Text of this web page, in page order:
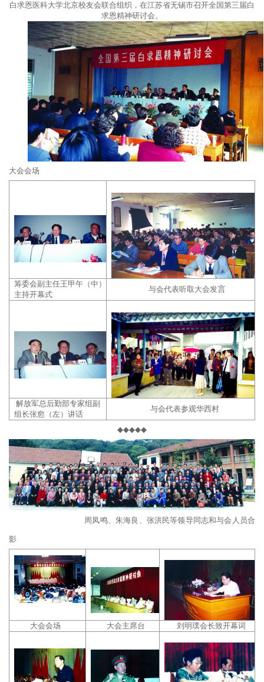
白求恩医科大学北京校友会联合组织，在江苏省无锡市召开全国第三届白
求恩精神研讨会。
大会会场
筹委会副主任王甲午（中）
主持开幕式
与会代表听取大会发言
解放军总后勤部专家组副
组长张愈（左）讲话
与会代表参观华西村
◆◆◆◆◆
周凤鸣、朱海良、张洪民等领导同志和与会人员合
影
大会会场 大会主席台 刘明璞会长致开幕词